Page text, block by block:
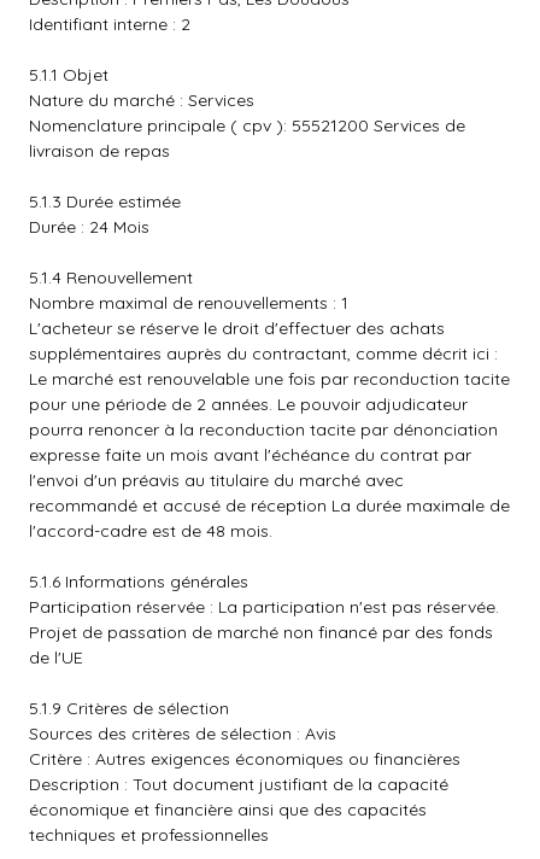
Identifiant interne : 2
5.1.1 Objet
Nature du marché : Services
Nomenclature principale ( cpv ): 55521200 Services de
livraison de repas
5.1.3 Durée estimée
Durée : 24 Mois
5.1.4 Renouvellement
Nombre maximal de renouvellements : 1
L'acheteur se réserve le droit d'effectuer des achats
supplémentaires auprès du contractant, comme décrit ici :
Le marché est renouvelable une fois par reconduction tacite
pour une période de 2 années. Le pouvoir adjudicateur
pourra renoncer à la reconduction tacite par dénonciation
expresse faite un mois avant l'échéance du contrat par
l'envoi d'un préavis au titulaire du marché avec
recommandé et accusé de réception La durée maximale de
l'accord-cadre est de 48 mois.
5.1.6 Informations générales
Participation réservée : La participation n'est pas réservée.
Projet de passation de marché non financé par des fonds
de l'UE
5.1.9 Critères de sélection
Sources des critères de sélection : Avis
Critère : Autres exigences économiques ou financières
Description : Tout document justifiant de la capacité
économique et financière ainsi que des capacités
techniques et professionnelles